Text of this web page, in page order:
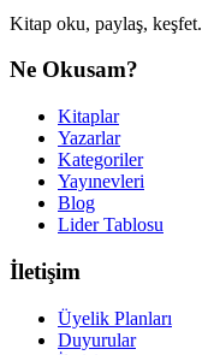
Kitap oku, paylaş, keşfet.
Ne Okusam?
Kitaplar
Yazarlar
Kategoriler
Yayınevleri
Blog
Lider Tablosu
İletişim
Üyelik Planları
Duyurular